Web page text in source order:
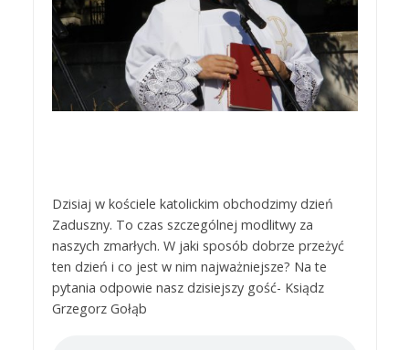
Dzisiaj w kościele katolickim obchodzimy dzień
Zaduszny. To czas szczególnej modlitwy za
naszych zmarłych. W jaki sposób dobrze przeżyć
ten dzień i co jest w nim najważniejsze? Na te
pytania odpowie nasz dzisiejszy gość- Ksiądz
Grzegorz Gołąb